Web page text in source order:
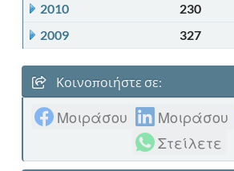
2010
230
2009
327
Κοινοποιήστε σε:
Μοιράσου Μοιράσου
Στείλετε